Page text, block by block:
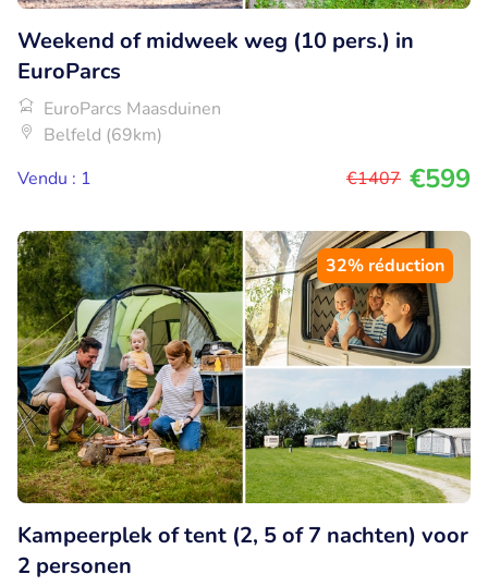
Weekend of midweek weg (10 pers.) in
EuroParcs
EuroParcs Maasduinen
Belfeld (69km)
Vendu : 1
€1407 €599
32% réduction
Kampeerplek of tent (2, 5 of 7 nachten) voor
2 personen